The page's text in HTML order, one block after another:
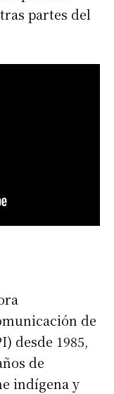
partes del
de
desde 1985,
de
indígena y